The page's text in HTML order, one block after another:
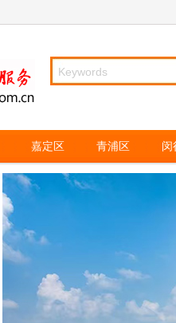
嘉定区 青浦区 闵